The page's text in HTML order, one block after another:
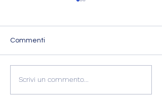
L'ESPERIENZA DI
Commenti
Scrivi un commento...